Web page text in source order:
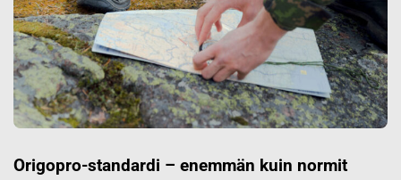
Origopro-standardi – enemmän kuin normit